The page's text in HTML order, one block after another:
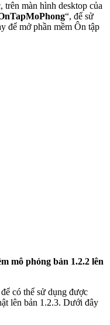
màn hình desktop của
“, để sử
để mở phần mềm Ôn tập
mô phỏng bản 1.2.2 lên
có thể sử dụng được
lên bản 1.2.3. Dưới đây